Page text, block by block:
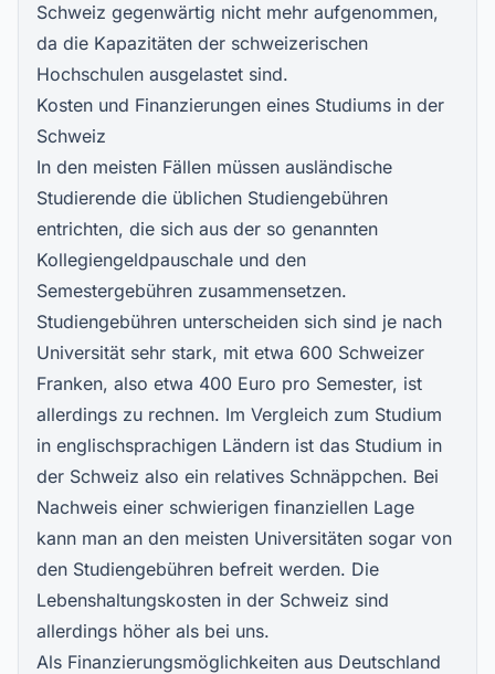
Schweiz gegenwärtig nicht mehr aufgenommen,
da die Kapazitäten der schweizerischen
Hochschulen ausgelastet sind.
Kosten und Finanzierungen eines Studiums in der
Schweiz
In den meisten Fällen müssen ausländische
Studierende die üblichen Studiengebühren
entrichten, die sich aus der so genannten
Kollegiengeldpauschale und den
Semestergebühren zusammensetzen.
Studiengebühren unterscheiden sich sind je nach
Universität sehr stark, mit etwa 600 Schweizer
Franken, also etwa 400 Euro pro Semester, ist
allerdings zu rechnen. Im Vergleich zum Studium
in englischsprachigen Ländern ist das Studium in
der Schweiz also ein relatives Schnäppchen. Bei
Nachweis einer schwierigen finanziellen Lage
kann man an den meisten Universitäten sogar von
den Studiengebühren befreit werden. Die
Lebenshaltungskosten in der Schweiz sind
allerdings höher als bei uns.
Als Finanzierungsmöglichkeiten aus Deutschland